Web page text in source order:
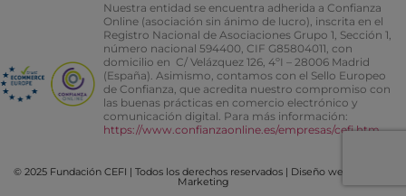
Nuestra entidad se encuentra adherida a Confianza
Online (asociación sin ánimo de lucro), inscrita en el
Registro Nacional de Asociaciones Grupo 1, Sección 1,
número nacional 594400, CIF G85804011, con
domicilio en C/ Velázquez 126, 4ºI – 28006 Madrid
(España). Asimismo, contamos con el Sello Europeo
de Confianza, que acredita nuestro compromiso con
las buenas prácticas en comercio electrónico y
comunicación digital. Para más información:
https://www.confianzaonline.es/empresas/cefi.htm
© 2025 Fundación CEFI | Todos los derechos reservados | Diseño web Bocetos
Marketing